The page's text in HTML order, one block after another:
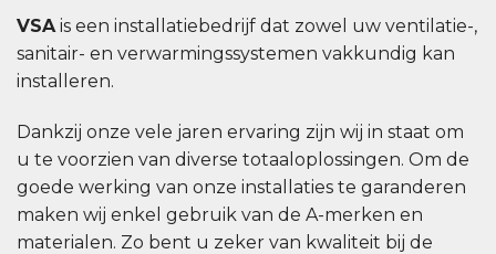
VSAis een installatiebedrijf dat zowel uw ventilatie-,
sanitair- en verwarmingssystemen vakkundig kan
installeren.
Dankzij onze vele jaren ervaring zijn wij in staat om
u te voorzien van diverse totaaloplossingen. Om de
goede werking van onze installaties te garanderen
maken wij enkel gebruik van de A-merken en
materialen. Zo bent u zeker van kwaliteit bij de